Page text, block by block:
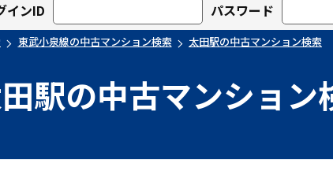
インID パスワード
東武小泉線の中古マンション検索 太田駅の中古マンション検索
駅の中古マンション